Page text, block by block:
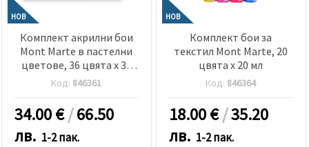
НОВ
Комплект акрилни бои
Mont Marte в пастелни
цветове, 36 цвята x 36
мл
Код: 846361
34.00€/66.50
лв. 1-2 пак.
НОВ
Комплект бои за
текстил Mont Marte, 20
цвята x 20 мл
Код: 846364
18.00€/35.20
лв. 1-2 пак.